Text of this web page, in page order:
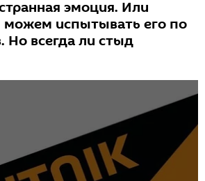
эмоция. Или
можем испытывать его по
Но всегда ли стыд